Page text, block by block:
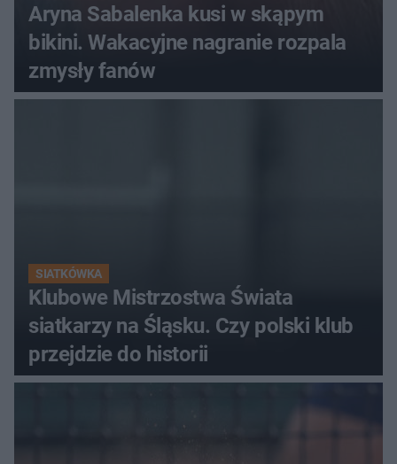
Aryna Sabalenka kusi w skąpym
bikini. Wakacyjne nagranie rozpala
zmysły fanów
SIATKÓWKA
Klubowe Mistrzostwa Świata
siatkarzy na Śląsku. Czy polski klub
przejdzie do historii